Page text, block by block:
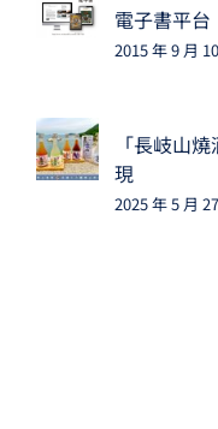
電子書平台
2015 年 9 月
「長岐山
現
2025 年 5 月